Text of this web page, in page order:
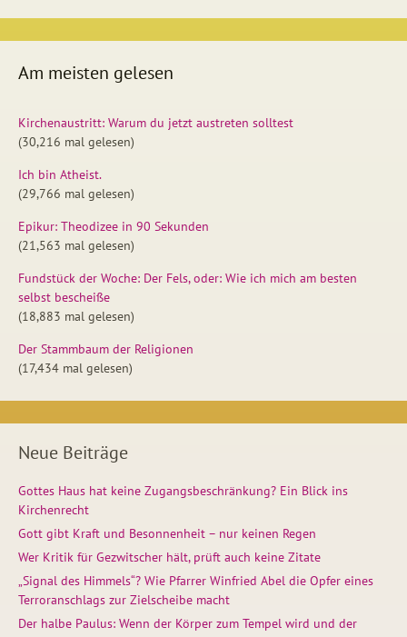
Am meisten gelesen
Kirchenaustritt: Warum du jetzt austreten solltest
(30,216 mal gelesen)
Ich bin Atheist.
(29,766 mal gelesen)
Epikur: Theodizee in 90 Sekunden
(21,563 mal gelesen)
Fundstück der Woche: Der Fels, oder: Wie ich mich am besten
selbst bescheiße
(18,883 mal gelesen)
Der Stammbaum der Religionen
(17,434 mal gelesen)
Neue Beiträge
Gottes Haus hat keine Zugangsbeschränkung? Ein Blick ins
Kirchenrecht
Gott gibt Kraft und Besonnenheit – nur keinen Regen
Wer Kritik für Gezwitscher hält, prüft auch keine Zitate
„Signal des Himmels“? Wie Pfarrer Winfried Abel die Opfer eines
Terroranschlags zur Zielscheibe macht
Der halbe Paulus: Wenn der Körper zum Tempel wird und der